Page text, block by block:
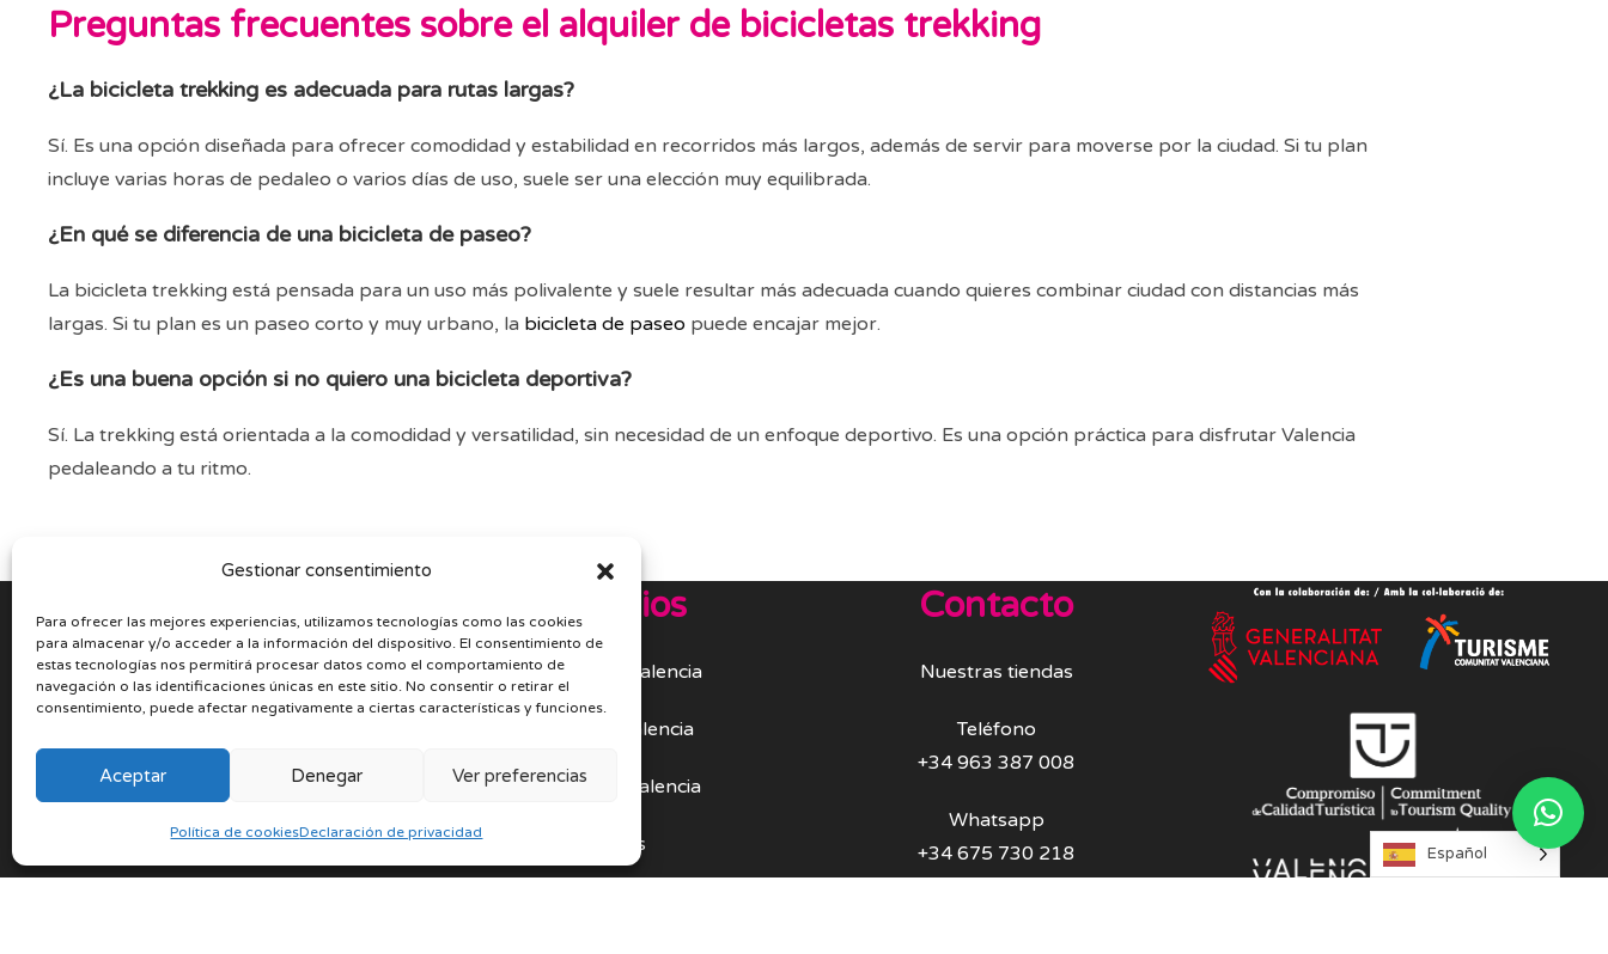
Gestionar consentimiento
Para ofrecer las mejores experiencias, utilizamos tecnologías como las cookies
para almacenar y/o acceder a la información del dispositivo. El consentimiento de
estas tecnologías nos permitirá procesar datos como el comportamiento de
navegación o las identificaciones únicas en este sitio. No consentir o retirar el
consentimiento, puede afectar negativamente a ciertas características y funciones.
Aceptar Denegar Ver preferencias
Política de cookiesDeclaración de privacidad
Preguntas frecuentes sobre el alquiler de bicicletas trekking
¿La bicicleta trekking es adecuada para rutas largas?
Sí. Es una opción diseñada para ofrecer comodidad y estabilidad en recorridos más largos, además de servir para moverse por la ciudad. Si tu plan
incluye varias horas de pedaleo o varios días de uso, suele ser una elección muy equilibrada.
¿En qué se diferencia de una bicicleta de paseo?
La bicicleta trekking está pensada para un uso más polivalente y suele resultar más adecuada cuando quieres combinar ciudad con distancias más
largas. Si tu plan es un paseo corto y muy urbano, la bicicleta de paseo puede encajar mejor.
¿Es una buena opción si no quiero una bicicleta deportiva?
Sí. La trekking está orientada a la comodidad y versatilidad, sin necesidad de un enfoque deportivo. Es una opción práctica para disfrutar Valencia
pedaleando a tu ritmo.
Servicios
Bike Rental Valencia
Bike Tour Valencia
Tapas Tour Valencia
Grupos
Contacto
Nuestras tiendas
Teléfono
+34 963 387 008
Whatsapp
+34 675 730 218
Español